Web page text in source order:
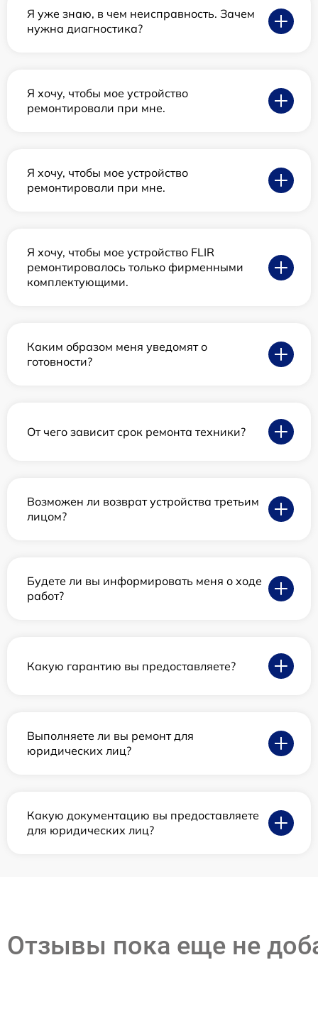
Я уже знаю, в чем неисправность. Зачем
нужна диагностика?
Я хочу, чтобы мое устройство
ремонтировали при мне.
Я хочу, чтобы мое устройство
ремонтировали при мне.
Я хочу, чтобы мое устройство FLIR
ремонтировалось только фирменными
комплектующими.
Каким образом меня уведомят о
готовности?
От чего зависит срок ремонта техники?
Возможен ли возврат устройства третьим
лицом?
Будете ли вы информировать меня о ходе
работ?
Какую гарантию вы предоставляете?
Выполняете ли вы ремонт для
юридических лиц?
Какую документацию вы предоставляете
для юридических лиц?
Отзывы пока еще не